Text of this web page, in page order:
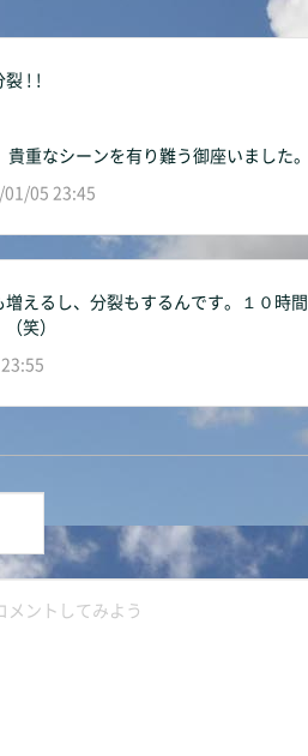
裂 ! !
なシーンを有り難う御座いました。
05 23:45
えるし、分裂もするんです。１０時間
笑）